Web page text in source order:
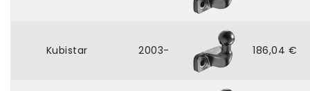
Kubistar 2003- 186,04 €